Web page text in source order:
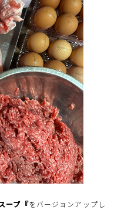
ープ『をバージョンアップし